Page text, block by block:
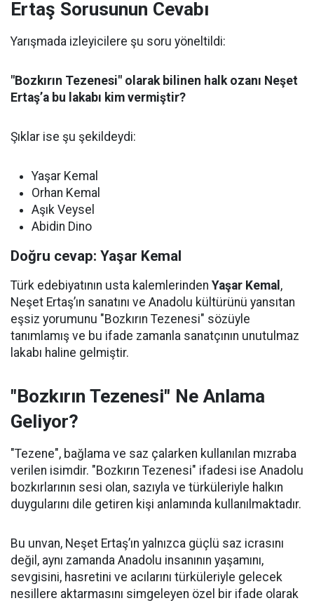
Ertaş Sorusunun Cevabı
Yarışmada izleyicilere şu soru yöneltildi:
"Bozkırın Tezenesi" olarak bilinen halk ozanı Neşet
Ertaş’a bu lakabı kim vermiştir?
Şıklar ise şu şekildeydi:
Yaşar Kemal
Orhan Kemal
Aşık Veysel
Abidin Dino
Doğru cevap: Yaşar Kemal
Türk edebiyatının usta kalemlerinden Yaşar Kemal ,
Neşet Ertaş’ın sanatını ve Anadolu kültürünü yansıtan
eşsiz yorumunu "Bozkırın Tezenesi" sözüyle
tanımlamış ve bu ifade zamanla sanatçının unutulmaz
lakabı haline gelmiştir.
"Bozkırın Tezenesi" Ne Anlama
Geliyor?
"Tezene", bağlama ve saz çalarken kullanılan mızraba
verilen isimdir. "Bozkırın Tezenesi" ifadesi ise Anadolu
bozkırlarının sesi olan, sazıyla ve türküleriyle halkın
duygularını dile getiren kişi anlamında kullanılmaktadır.
Bu unvan, Neşet Ertaş’ın yalnızca güçlü saz icrasını
değil, aynı zamanda Anadolu insanının yaşamını,
sevgisini, hasretini ve acılarını türküleriyle gelecek
nesillere aktarmasını simgeleyen özel bir ifade olarak